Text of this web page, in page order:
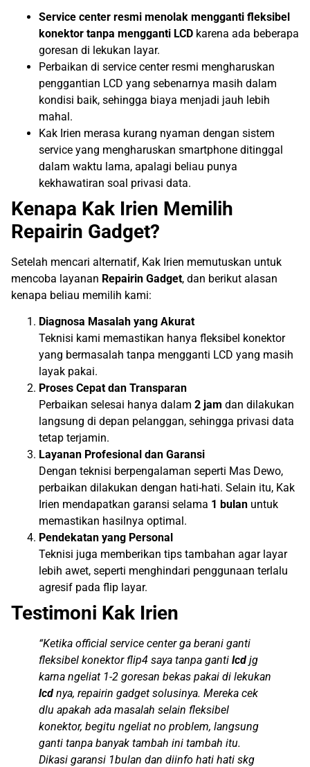
Service center resmi menolak mengganti fleksibel
konektor tanpa mengganti LCD karena ada beberapa
goresan di lekukan layar.
Perbaikan di service center resmi mengharuskan
penggantian LCD yang sebenarnya masih dalam
kondisi baik, sehingga biaya menjadi jauh lebih
mahal.
Kak Irien merasa kurang nyaman dengan sistem
service yang mengharuskan smartphone ditinggal
dalam waktu lama, apalagi beliau punya
kekhawatiran soal privasi data.
Kenapa Kak Irien Memilih
Repairin Gadget?
Setelah mencari alternatif, Kak Irien memutuskan untuk
mencoba layanan Repairin Gadget, dan berikut alasan
kenapa beliau memilih kami:
Diagnosa Masalah yang Akurat
Teknisi kami memastikan hanya fleksibel konektor
yang bermasalah tanpa mengganti LCD yang masih
layak pakai.
Proses Cepat dan Transparan
Perbaikan selesai hanya dalam 2 jam dan dilakukan
langsung di depan pelanggan, sehingga privasi data
tetap terjamin.
Layanan Profesional dan Garansi
Dengan teknisi berpengalaman seperti Mas Dewo,
perbaikan dilakukan dengan hati-hati. Selain itu, Kak
Irien mendapatkan garansi selama 1 bulan untuk
memastikan hasilnya optimal.
Pendekatan yang Personal
Teknisi juga memberikan tips tambahan agar layar
lebih awet, seperti menghindari penggunaan terlalu
agresif pada flip layar.
Testimoni Kak Irien
“Ketika official service center ga berani ganti
fleksibel konektor flip4 saya tanpa ganti lcd jg
karna ngeliat 1-2 goresan bekas pakai di lekukan
lcd nya, repairin gadget solusinya. Mereka cek
dlu apakah ada masalah selain fleksibel
konektor, begitu ngeliat no problem, langsung
ganti tanpa banyak tambah ini tambah itu.
Dikasi garansi 1bulan dan diinfo hati hati skg